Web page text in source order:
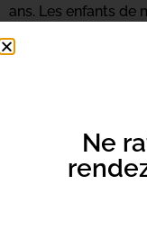
ans. Les enfants de
Rendez-vous sur la
maisonnette,
Écouter le chants
Avec Martine
Ne